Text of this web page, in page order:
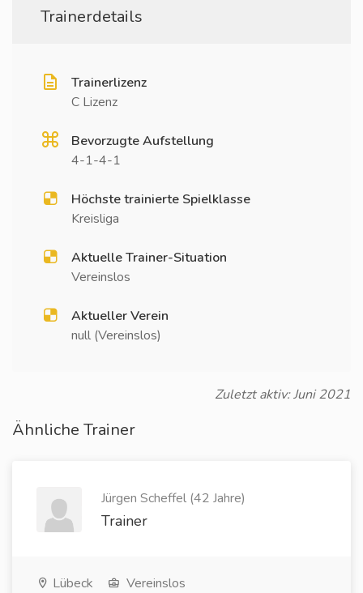
Trainerdetails
Trainerlizenz
C Lizenz
Bevorzugte Aufstellung
4-1-4-1
Höchste trainierte Spielklasse
Kreisliga
Aktuelle Trainer-Situation
Vereinslos
Aktueller Verein
null (Vereinslos)
Zuletzt aktiv: Juni 2021
Ähnliche Trainer
Jürgen Scheffel (42 Jahre)
Trainer
Lübeck Vereinslos